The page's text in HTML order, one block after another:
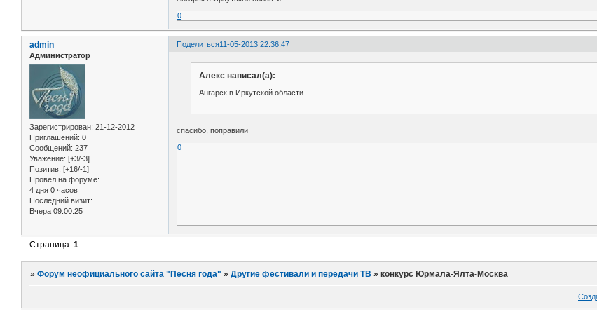
0
Поделиться11-05-2013 22:36:47
admin
Администратор
Зарегистрирован: 21-12-2012
Приглашений: 0
Сообщений: 237
Уважение: [+3/-3]
Позитив: [+16/-1]
Провел на форуме:
4 дня 0 часов
Последний визит:
Вчера 09:00:25
Алекс написал(а):
Ангарск в Иркутской области
спасибо, поправили
0
Страница:1
»Форум неофициального сайта "Песня года" »Другие фестивали и передачи ТВ »конкурс Юрмала-Ялта-Москва